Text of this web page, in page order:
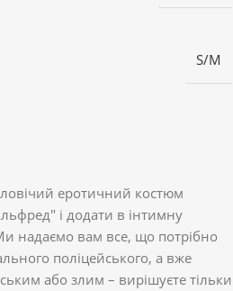
S/M
еротичний костюм
і додати в інтимну
надаємо вам все, що потрібно
поліцейського, а вже
або злим – вирішуєте тільки